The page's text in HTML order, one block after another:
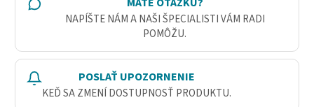
NAPÍŠTE NÁM A NAŠI ŠPECIALISTI VÁM RADI
POMÔŽU.
POSLAŤ UPOZORNENIE
KEĎ SA ZMENÍ DOSTUPNOSŤ PRODUKTU.